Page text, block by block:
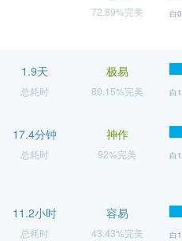
72.89%完美 白0
1.9天
总耗时
极易
80.15%完美 白1
17.4分钟
总耗时
神作
92%完美 白1
11.2小时
总耗时
容易
43.43%完美 白1